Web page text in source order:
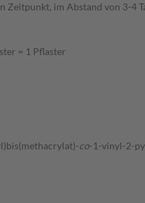
Zeitpunkt, im Abstand von 3-4
= 1 Pflaster
co-1-vinyl-2-